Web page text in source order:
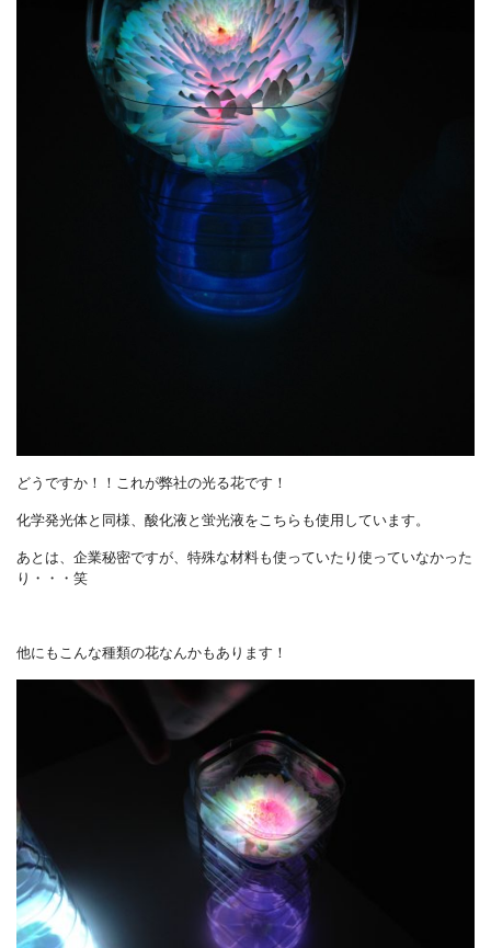
どうですか！！これが弊社の光る花です！
化学発光体と同様、酸化液と蛍光液をこちらも使用しています。
あとは、企業秘密ですが、特殊な材料も使っていたり使っていなかった
り・・・笑
他にもこんな種類の花なんかもあります！